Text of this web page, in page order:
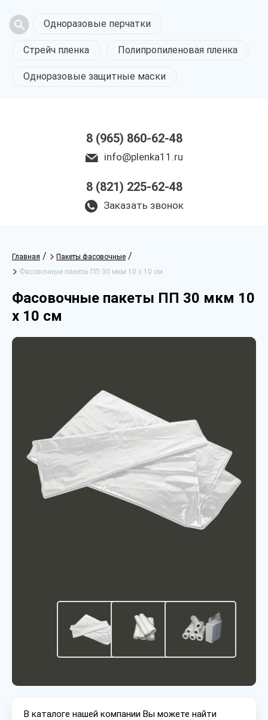
Одноразовые перчатки
Стрейч пленка Полипропиленовая пленка
Одноразовые защитные маски
8 (965) 860-62-48
info@plenka11.ru
8 (821) 225-62-48
Заказать звонок
Главная / Пакеты фасовочные /
Фасовочные пакеты ПП 30 мкм 10 х 10 см
Фасовочные пакеты ПП 30 мкм 10
х 10 см
В каталоге нашей компании Вы можете найти